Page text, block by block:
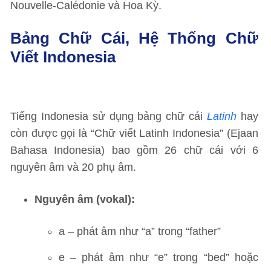
Nouvelle-Calédonie và Hoa Kỳ.
Bảng Chữ Cái, Hệ Thống Chữ
Viết Indonesia
Tiếng Indonesia sử dụng bảng chữ cáiLatinh hay
còn được gọi là “Chữ viết Latinh Indonesia” (Ejaan
Bahasa Indonesia) bao gồm 26 chữ cái với 6
nguyên âm và 20 phụ âm.
Nguyên âm (vokal):
a – phát âm như “a” trong “father”
e – phát âm như “e” trong “bed” hoặc